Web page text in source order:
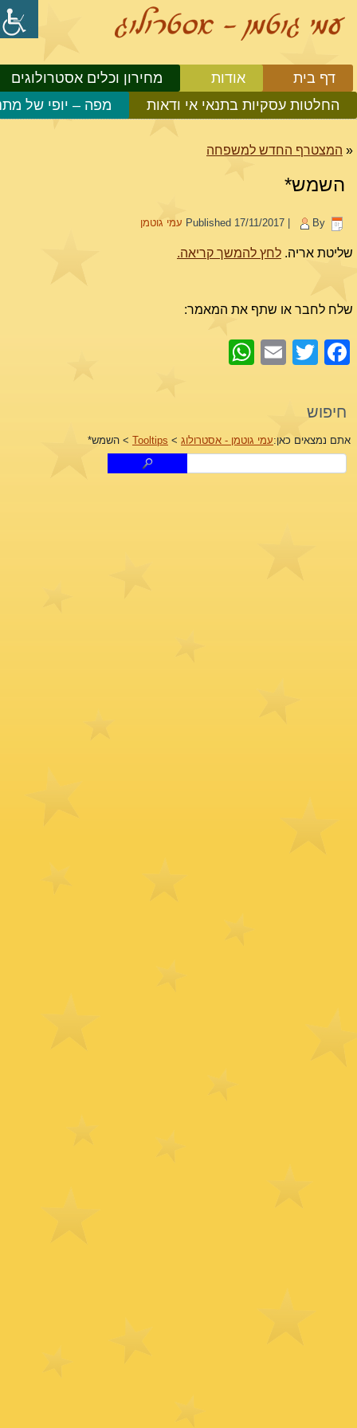
דף בית אודות
מחירון וכלים אסטרולוגים
החלטות עסקיות בתנאי אי ודאות
מפה – יופי של
« המצטרף החדש למשפחה
השמש*
Published 17/11/2017 By עמי גוטמן
שליטת אריה. לחץ להמשך קריאה.
שלח לחבר או שתף את המאמר:
Facebook
Twitter
Email
חיפוש
אתם נמצאים כאן:עמי גוטמן - אסטרולוג >
Tooltips
> השמש*